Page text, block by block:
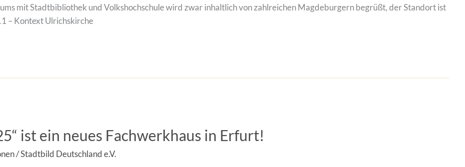
mit Stadtbibliothek und Volkshochschule wird zwar inhaltlich von zahlreichen Magdeburgern begrüßt, der Standort ist
– Kontext Ulrichskirche
ist ein neues Fachwerkhaus in Erfurt!
/Stadtbild Deutschland e.V.